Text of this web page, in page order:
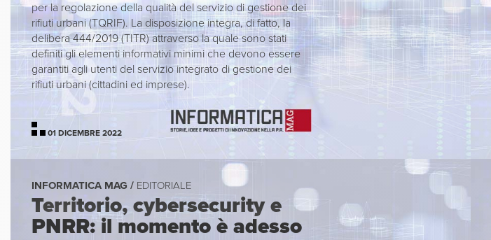
per la regolazione della qualità del servizio di gestione dei
rifiuti urbani (TQRIF). La disposizione integra, di fatto, la
delibera 444/2019 (TITR) attraverso la quale sono stati
definiti gli elementi informativi minimi che devono essere
garantiti agli utenti del servizio integrato di gestione dei
rifiuti urbani (cittadini ed imprese).
01 DICEMBRE 2022
INFORMATICA MAG / EDITORIALE
Territorio, cybersecurity e
PNRR: il momento è adesso